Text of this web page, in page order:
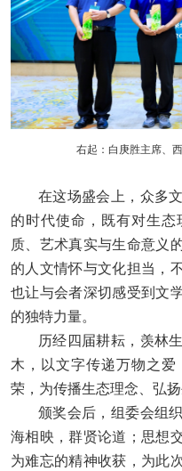
右起：白庚胜主席、
在这场盛会上，众多文
的时代使命，既有对生
质、艺术真实与生命意义
的人文情怀与文化担当，
也让与会者深切感受到文
的独特力量。
历经四届耕耘，羡林生
木，以文字传递万物之
荣，为传播生态理念、弘
颁奖会后，组委会组织
海相映，群贤论道；思想
为难忘的精神收获，为此